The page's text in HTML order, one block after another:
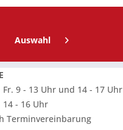
Auswahl
Fr. 9 - 13 Uhr und 14 - 17 Uhr
14 - 16 Uhr
Terminvereinbarung